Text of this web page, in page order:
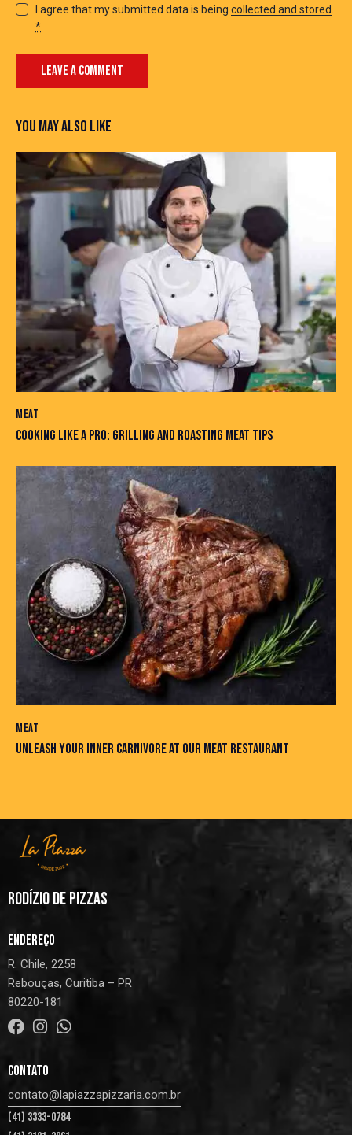
I agree that my submitted data is beingcollected and stored
*
YOU MAY ALSO LIKE
MEAT
COOKING LIKE A PRO: GRILLING AND ROASTING MEAT TIPS
MEAT
UNLEASH YOUR INNER CARNIVORE AT OUR MEAT RESTAURANT
RODÍZIO DE PIZZAS
ENDEREÇO
R. Chile, 2258
Rebouças, Curitiba – PR
80220-181
CONTATO
contato@lapiazzapizzaria.com.br
(41) 3333-0784